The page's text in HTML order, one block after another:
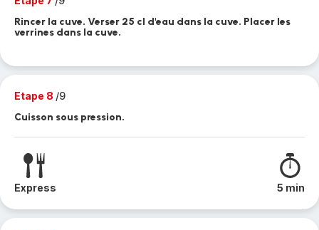
Rincer la cuve. Verser 25 cl d'eau dans la cuve. Placer les
verrines dans la cuve.
Etape 8 /9
Cuisson sous pression.
Express 5 min